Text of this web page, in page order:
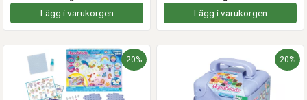
Lägg i varukorgen Lägg i varukorgen
20% 20%